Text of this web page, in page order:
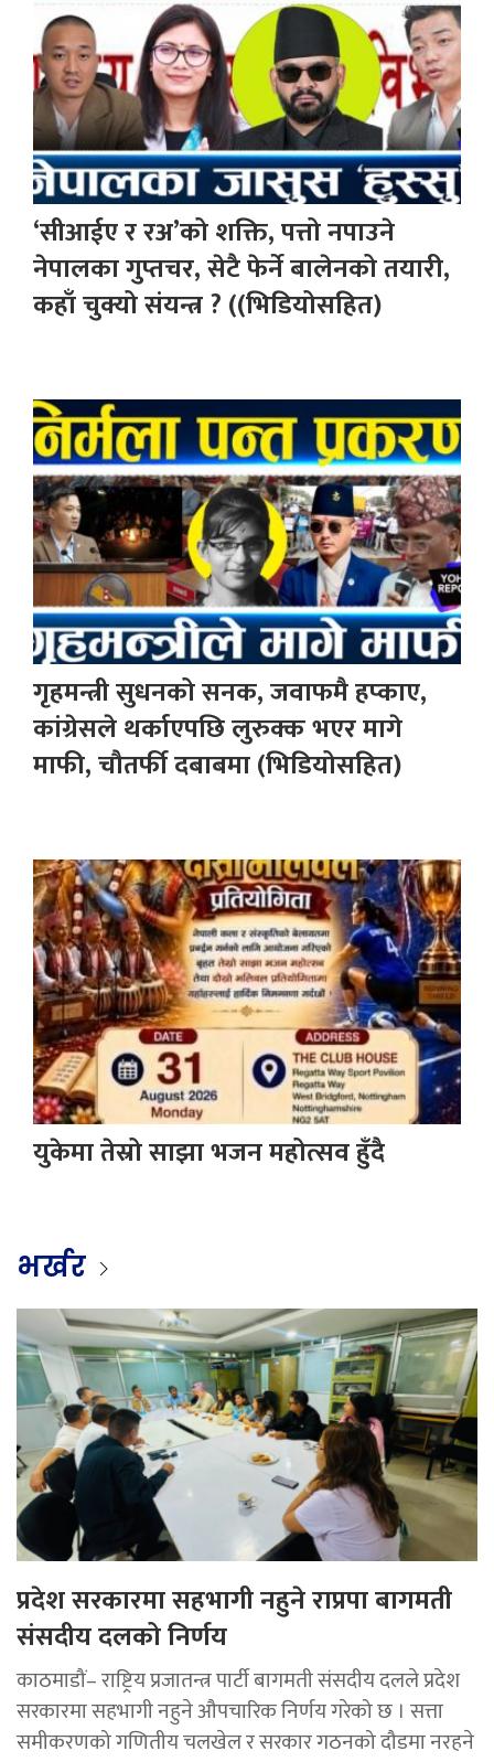
‘सीआईए र रअ’को शक्ति, पत्तो नपाउने
नेपालका गुप्तचर, सेटै फेर्ने बालेनको तयारी,
कहाँ चुक्यो संयन्त्र ? ((भिडियोसहित)
गृहमन्त्री सुधनको सनक, जवाफमै हप्काए,
कांग्रेसले थर्काएपछि लुरुक्क भएर मागे
माफी, चौतर्फी दबाबमा (भिडियोसहित)
युकेमा तेस्रो साझा भजन महोत्सव हुँदै
भर्खर
प्रदेश सरकारमा सहभागी नहुने राप्रपा बागमती
संसदीय दलको निर्णय
काठमाडौं– राष्ट्रिय प्रजातन्त्र पार्टी बागमती संसदीय दलले प्रदेश
सरकारमा सहभागी नहुने औपचारिक निर्णय गरेको छ । सत्ता
समीकरणको गणितीय चलखेल र सरकार गठनको दौडमा नरहने